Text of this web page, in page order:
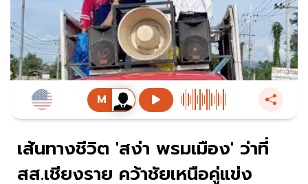
เส้นทางชีวิต 'สง่า พรมเมือง' ว่าที่
สส.เชียงราย คว้าชัยเหนือคู่แข่ง